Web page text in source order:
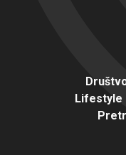
Lifestyle